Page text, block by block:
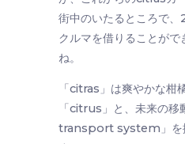
街中のいたるところで
クルマを借りることがで
ね。
「citras」は爽やかな柑
「citrus」と、未来の
transport system」を